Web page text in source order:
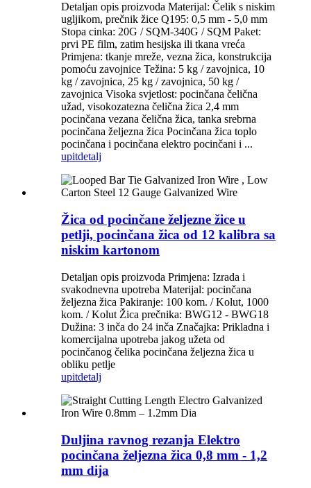
Detaljan opis proizvoda Materijal: Čelik s niskim
ugljikom, prečnik žice Q195: 0,5 mm - 5,0 mm
Stopa cinka: 20G / SQM-340G / SQM Paket:
prvi PE film, zatim hesijska ili tkana vreća
Primjena: tkanje mreže, vezna žica, konstrukcija
pomoću zavojnice Težina: 5 kg / zavojnica, 10
kg / zavojnica, 25 kg / zavojnica, 50 kg /
zavojnica Visoka svjetlost: pocinčana čelična
užad, visokozatezna čelična žica 2,4 mm
pocinčana vezana čelična žica, tanka srebrna
pocinčana željezna žica Pocinčana žica toplo
pocinčana i pocinčana elektro pocinčani i ...
upitdetalj
Žica od pocinčane željezne žice u
petlji, pocinčana žica od 12 kalibra sa
niskim kartonom
Detaljan opis proizvoda Primjena: Izrada i
svakodnevna upotreba Materijal: pocinčana
željezna žica Pakiranje: 100 kom. / Kolut, 1000
kom. / Kolut Žica prečnika: BWG12 - BWG18
Dužina: 3 inča do 24 inča Značajka: Prikladna i
komercijalna upotreba jakog užeta od
pocinčanog čelika pocinčana željezna žica u
obliku petlje
upitdetalj
Duljina ravnog rezanja Elektro
pocinčana željezna žica 0,8 mm - 1,2
mm dija